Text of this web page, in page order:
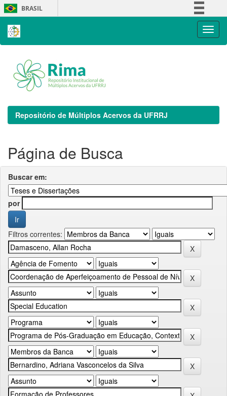
Skip
navigation
BRASIL
Repositório de Múltiplos Acervos da UFRRJ
Página de Busca
Buscar em:
por
Filtros correntes: